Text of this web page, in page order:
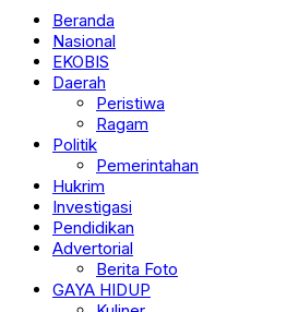
Beranda
Nasional
EKOBIS
Daerah
Peristiwa
Ragam
Politik
Pemerintahan
Hukrim
Investigasi
Pendidikan
Advertorial
Berita Foto
GAYA HIDUP